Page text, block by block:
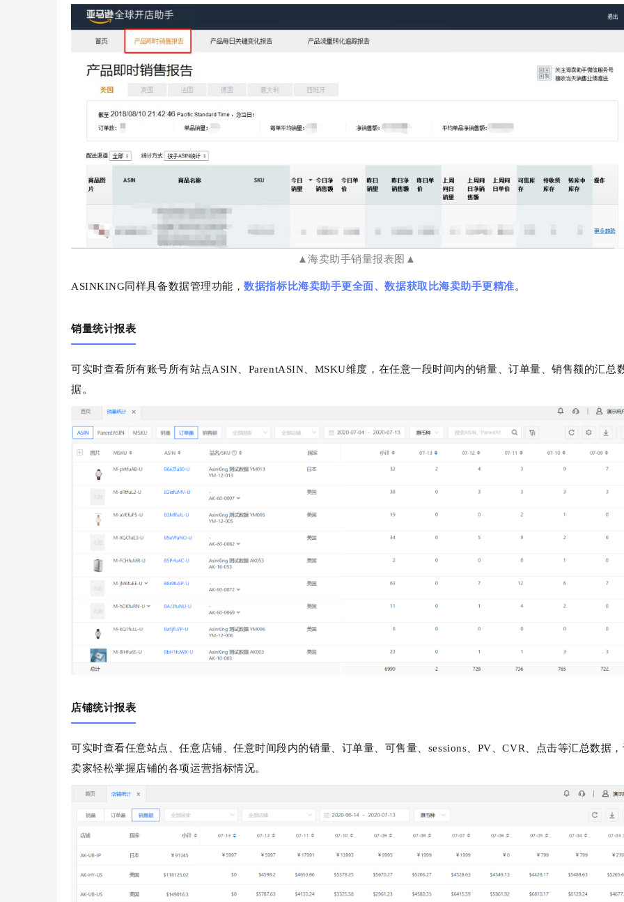
▲海卖助手销量报表图▲
ASINKING同样具备数据管理功能，数据指标比海卖助手更全面、数据获取比海卖助手更精准。
销量统计报表
可实时查看所有账号所有站点ASIN、ParentASIN、MSKU维度，在任意一段时间内的销量、订单量、销售额的汇总
据。
店铺统计报表
可实时查看任意站点、任意店铺、任意时间段内的销量、订单量、可售量、sessions、PV、CVR、点击等汇总数据
卖家轻松掌握店铺的各项运营指标情况。